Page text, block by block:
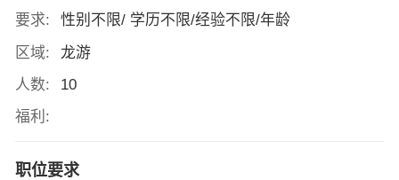
要求:
性别不限/ 学历不限/经验不限/年龄
区域:
龙游
人数:
10
福利:
职位要求